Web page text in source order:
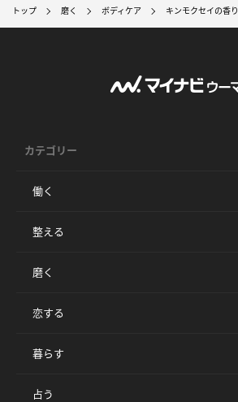
トップ 磨く ボディケア キンモクセイの香
カテゴリー
働く
整える
磨く
恋する
暮らす
占う